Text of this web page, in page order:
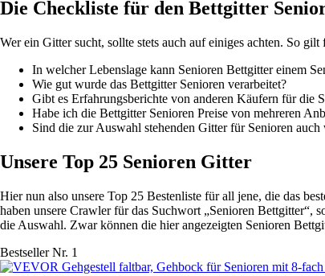
Die Checkliste für den Bettgitter
Wer ein Gitter sucht, sollte stets auch auf einiges achten. So
In welcher Lebenslage kann Senioren Bettgitter einem
Wie gut wurde das Bettgitter Senioren verarbeitet?
Gibt es Erfahrungsberichte von anderen Käufern für die
Habe ich die Bettgitter Senioren Preise von mehreren
Sind die zur Auswahl stehenden Gitter für Senioren
Unsere Top 25 Senioren Gitter
Hier nun also unsere Top 25 Bestenliste für all jene, die das
haben unsere Crawler für das Suchwort „Senioren
die Auswahl. Zwar können die hier angezeigten Senioren
Bestseller Nr. 1